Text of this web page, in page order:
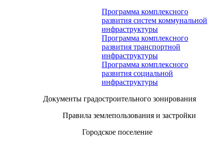
Программа комплексного
развития систем коммунальной
инфраструктуры
Программа комплексного
развития транспортной
инфраструктуры
Программа комплексного
развития социальной
инфраструктуры
Документы градостроительного зонирования
Правила землепользования и застройки
Городское поселение